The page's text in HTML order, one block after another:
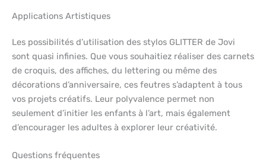
Applications Artistiques
Les possibilités d’utilisation des stylos GLITTER de Jovi
sont quasi infinies. Que vous souhaitiez réaliser des carnets
de croquis, des affiches, du lettering ou même des
décorations d’anniversaire, ces feutres s’adaptent à tous
vos projets créatifs. Leur polyvalence permet non
seulement d’initier les enfants à l’art, mais également
d’encourager les adultes à explorer leur créativité.
Questions fréquentes